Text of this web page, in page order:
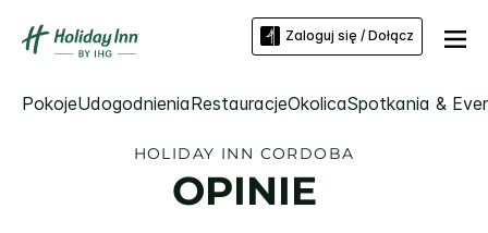
Zaloguj się / Dołącz
PokojeUdogodnieniaRestauracjeOkolicaSpotkania &
HOLIDAY INN CORDOBA
OPINIE